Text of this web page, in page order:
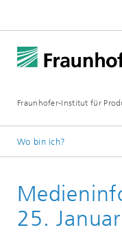
Fraunhofer-Institut für
Wo bin ich?
Medien
25.